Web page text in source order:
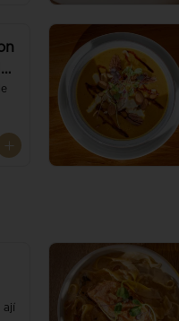
ají